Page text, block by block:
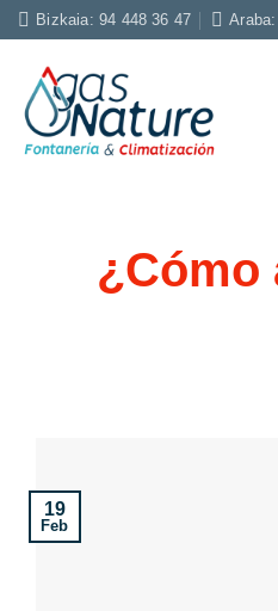
Saltar
al
contenido
Bizkaia: 94 448 36 47
¿Cómo
19
Feb